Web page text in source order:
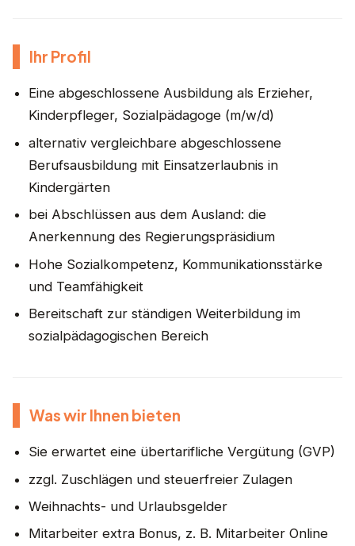
Ihr Profil
Eine abgeschlossene Ausbildung als Erzieher,
Kinderpfleger, Sozialpädagoge (m/w/d)
alternativ vergleichbare abgeschlossene
Berufsausbildung mit Einsatzerlaubnis in
Kindergärten
bei Abschlüssen aus dem Ausland: die
Anerkennung des Regierungspräsidium
Hohe Sozialkompetenz, Kommunikationsstärke
und Teamfähigkeit
Bereitschaft zur ständigen Weiterbildung im
sozialpädagogischen Bereich
Was wir Ihnen bieten
Sie erwartet eine übertarifliche Vergütung (GVP)
zzgl. Zuschlägen und steuerfreier Zulagen
Weihnachts- und Urlaubsgelder
Mitarbeiter extra Bonus, z. B. Mitarbeiter Online